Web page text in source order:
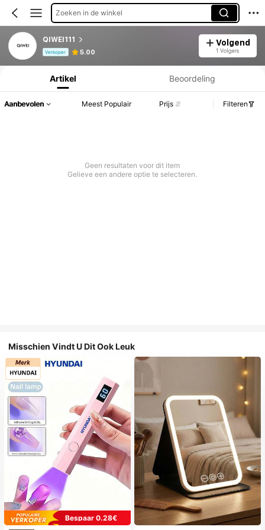
Zoeken in de winkel
QIWEI111
Verkoper 5.00
Volgend
1 Volgers
Productinformatie: Prijsopenbaring, Verkoop- en Voorraadgegevens.
Artikel Beoordeling
Aanbevolen Meest Populair Prijs Filteren
Geen resultaten voor dit item
Gelieve een andere optie te selecteren.
Misschien Vindt U Dit Ook Leuk
Bespaar 0.28€